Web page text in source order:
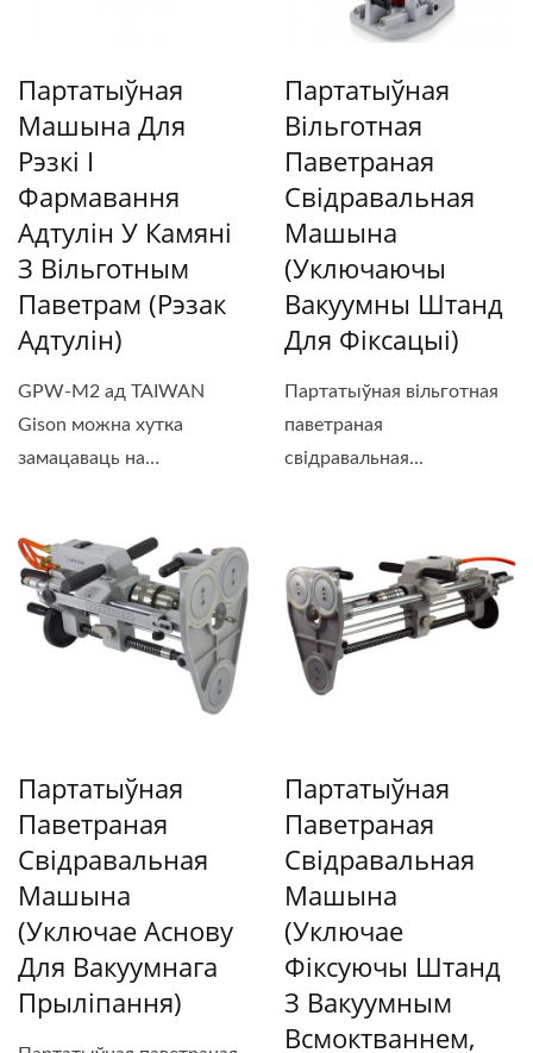
Партатыўная
Машына Для
Рэзкі І
Фармавання
Адтулін У Камяні
З Вільготным
Паветрам (рэзак
Адтулін)
GPW-M2 ад TAIWAN
Gison можна хутка
замацаваць на
Партатыўная
Вільготная
Паветраная
Свідравальная
Машына
(уключаючы
Вакуумны Штанд
Для Фіксацыі)
Партатыўная вільготная
паветраная
свідравальная...
Партатыўная
Паветраная
Свідравальная
Машына
(уключае Аснову
Для Вакуумнага
Прыліпання)
Партатыўная
Паветраная
Свідравальная
Машына
(уключае
Фіксуючы Штанд
З Вакуумным
Всмоктваннем,